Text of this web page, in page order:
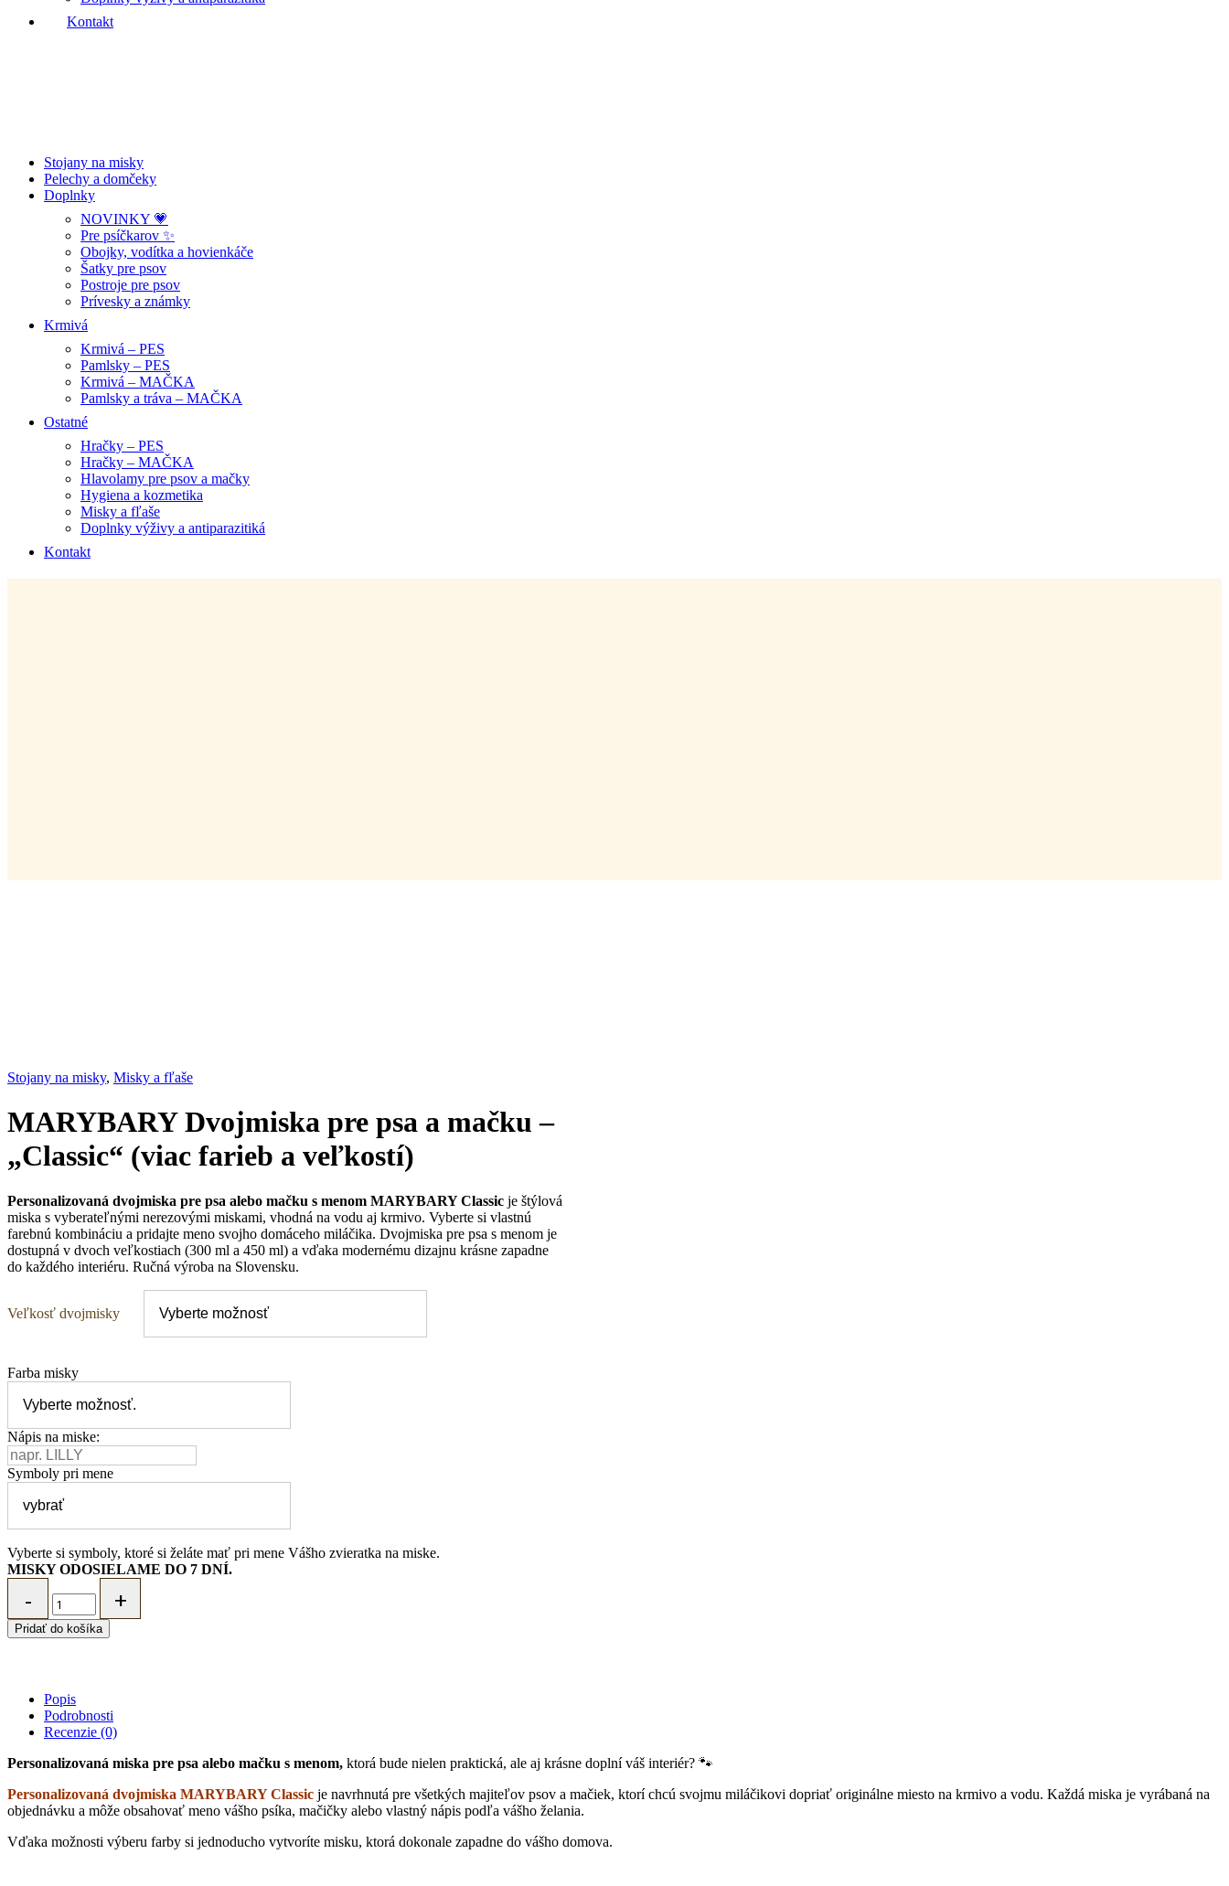
Kontakt
Stojany na misky
Pelechy a domčeky
Doplnky
NOVINKY 💗
Pre psíčkarov ✨
Obojky, vodítka a hovienkáče
Šatky pre psov
Postroje pre psov
Prívesky a známky
Krmivá
Krmivá – PES
Pamlsky – PES
Krmivá – MAČKA
Pamlsky a tráva – MAČKA
Ostatné
Hračky – PES
Hračky – MAČKA
Hlavolamy pre psov a mačky
Hygiena a kozmetika
Misky a fľaše
Doplnky výživy a antiparazitiká
Kontakt
Stojany na misky, Misky a fľaše
MARYBARY Dvojmiska pre psa a mačku –
„Classic“ (viac farieb a veľkostí)
Personalizovaná dvojmiska pre psa alebo mačku s menom MARYBARY Classic je štýlová
miska s vyberateľnými nerezovými miskami, vhodná na vodu aj krmivo. Vyberte si vlastnú
farebnú kombináciu a pridajte meno svojho domáceho miláčika. Dvojmiska pre psa s menom je
dostupná v dvoch veľkostiach (300 ml a 450 ml) a vďaka modernému dizajnu krásne zapadne
do každého interiéru. Ručná výroba na Slovensku.
Veľkosť dvojmisky
Farba misky
Nápis na miske:
Symboly pri mene
Vyberte si symboly, ktoré si želáte mať pri mene Vášho zvieratka na miske.
MISKY ODOSIELAME DO 7 DNÍ.
Dvojmiska
pre
psa
"Classic"
(viac
farieb
veľkostí)
Pridať do košíka
Popis
Podrobnosti
Recenzie (0)
Personalizovaná miska pre psa alebo mačku s menom, ktorá bude nielen praktická, ale aj krásne doplní váš interiér? 🐾
Personalizovaná dvojmiska MARYBARY Classic je navrhnutá pre všetkých majiteľov psov a mačiek, ktorí chcú svojmu miláčikovi dopriať originálne miesto na krmivo a vodu. Každá miska je vyrábaná na
objednávku a môže obsahovať meno vášho psíka, mačičky alebo vlastný nápis podľa vášho želania.
Vďaka možnosti výberu farby si jednoducho vytvoríte misku, ktorá dokonale zapadne do vášho domova.